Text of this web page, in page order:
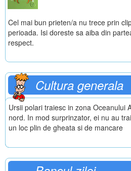
Cel mai bun prieten/a nu trece prin
perioada. Isi doreste sa aiba din
respect.
Cultura generala
Ursii polari traiesc in zona Oceanului
nord. In mod surprinzator, ei nu au
un loc plin de gheata si de mancare